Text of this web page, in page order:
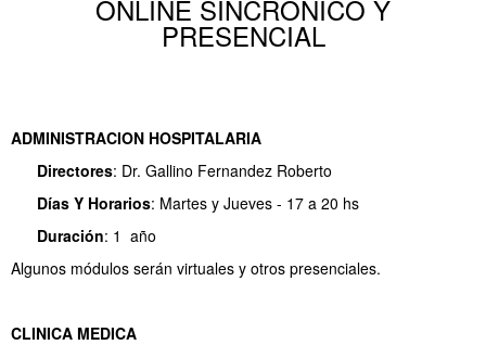
ONLINE SINCRONICO Y
PRESENCIAL
ADMINISTRACION HOSPITALARIA
Directores: Dr. Gallino Fernandez Roberto
Días Y Horarios: Martes y Jueves - 17 a 20 hs
Duración: 1 año
Algunos módulos serán virtuales y otros presenciales.
CLINICA MEDICA